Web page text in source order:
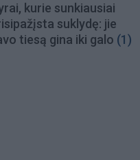
kurie sunkiausiai
suklydę: jie
tiesą gina iki galo (1)